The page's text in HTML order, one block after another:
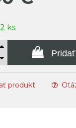
ks
produkt